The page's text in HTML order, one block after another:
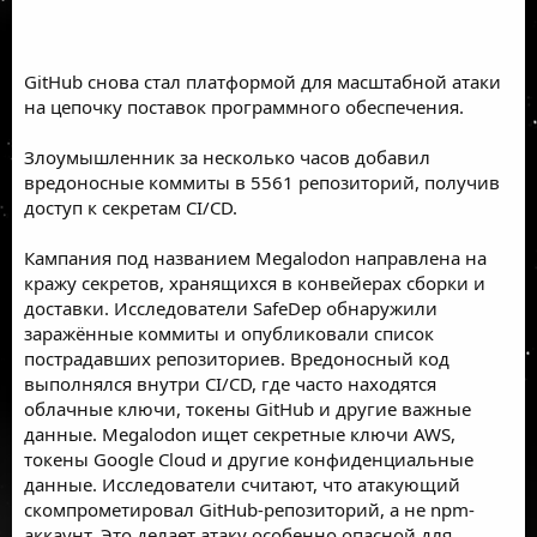
GitHub снова стал платформой для масштабной атаки
на цепочку поставок программного обеспечения.
Злоумышленник за несколько часов добавил
вредоносные коммиты в 5561 репозиторий, получив
доступ к секретам CI/CD.
Кампания под названием Megalodon направлена на
кражу секретов, хранящихся в конвейерах сборки и
доставки. Исследователи SafeDep обнаружили
заражённые коммиты и опубликовали список
пострадавших репозиториев. Вредоносный код
выполнялся внутри CI/CD, где часто находятся
облачные ключи, токены GitHub и другие важные
данные. Megalodon ищет секретные ключи AWS,
токены Google Cloud и другие конфиденциальные
данные. Исследователи считают, что атакующий
скомпрометировал GitHub-репозиторий, а не npm-